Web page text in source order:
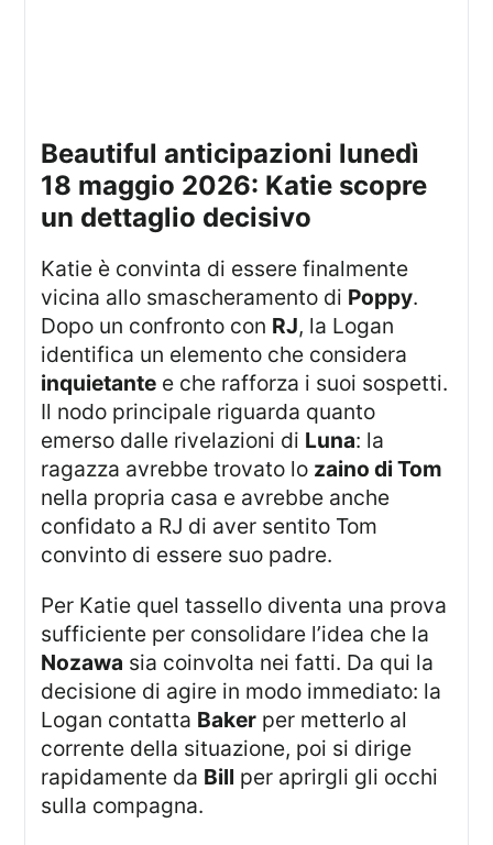
beautiful anticipazioni lunedì
18 maggio 2026: Katie scopre
un dettaglio decisivo
Katie è convinta di essere finalmente
vicina allo smascheramento di Poppy.
Dopo un confronto con RJ, la Logan
identifica un elemento che considera
inquietante e che rafforza i suoi sospetti.
Il nodo principale riguarda quanto
emerso dalle rivelazioni di Luna: la
ragazza avrebbe trovato lo zaino di Tom
nella propria casa e avrebbe anche
confidato a RJ di aver sentito Tom
convinto di essere suo padre.
Per Katie quel tassello diventa una prova
sufficiente per consolidare l’idea che la
Nozawa sia coinvolta nei fatti. Da qui la
decisione di agire in modo immediato: la
Logan contatta Baker per metterlo al
corrente della situazione, poi si dirige
rapidamente da Bill per aprirgli gli occhi
sulla compagna.